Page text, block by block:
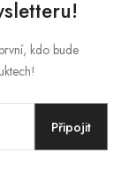
kdo bude
Připojit